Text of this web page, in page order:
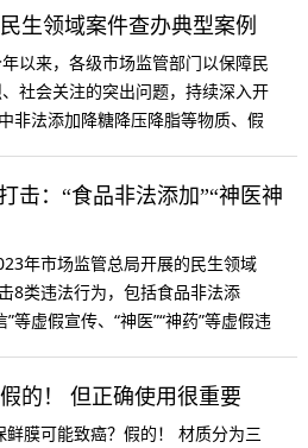
生领域案件查办典型案例
以来，各级市场监管部门以保障民
社会关注的突出问题，持续深入开
非法添加降糖降压降脂等物质、假
权益、假冒知名品牌及“傍名人”“搭
益息息相关的违法案件。
击：“食品非法添加”“神医神
年市场监管总局开展的民生领域
8类违法行为，包括食品非法添
等虚假宣传、“神医”“神药”等虚假违
的！ 但正确使用很重要
膜可能致癌？假的！ 材质分为三